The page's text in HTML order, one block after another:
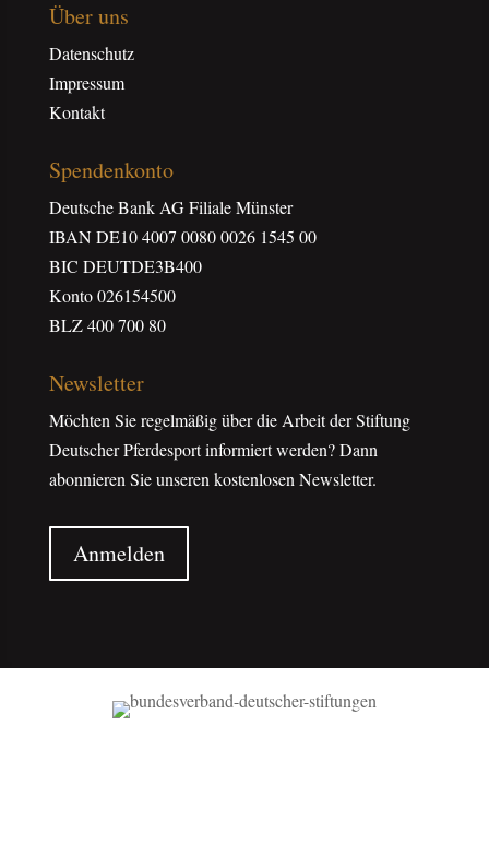
Über uns
Datenschutz
Impressum
Kontakt
Spendenkonto
Deutsche Bank AG Filiale Münster
IBAN DE10 4007 0080 0026 1545 00
BIC DEUTDE3B400
Konto 026154500
BLZ 400 700 80
Newsletter
Möchten Sie regelmäßig über die Arbeit der Stiftung
Deutscher Pferdesport informiert werden? Dann
abonnieren Sie unseren kostenlosen Newsletter.
Anmelden